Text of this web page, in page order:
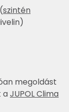
(szintén
megoldást
a JUPOL Clima